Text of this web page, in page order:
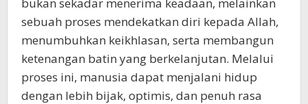
sebuah proses mendekatkan diri kepada Allah,
menumbuhkan keikhlasan, serta membangun
ketenangan batin yang berkelanjutan. Melalui
proses ini, manusia dapat menjalani hidup
dengan lebih bijak, optimis, dan penuh rasa